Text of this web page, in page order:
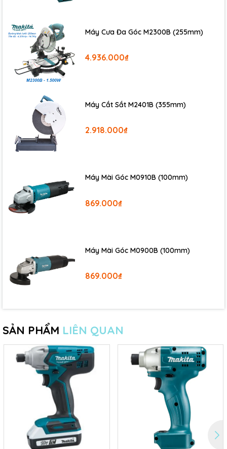
Máy Cưa Đa Góc M2300B (255mm)
4.936.000₫
Máy Cắt Sắt M2401B (355mm)
2.918.000₫
Máy Mài Góc M0910B (100mm)
869.000₫
Máy Mài Góc M0900B (100mm)
869.000₫
SẢN PHẨM LIÊN QUAN